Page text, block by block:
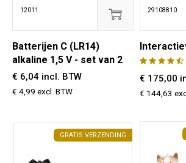
12011
Batterijen C (LR14)
alkaline 1,5 V - set van 2
€ 6,04 incl. BTW
€ 4,99 excl. BTW
29108810
€ 175,00
€ 144,63
GRATIS VERZENDING